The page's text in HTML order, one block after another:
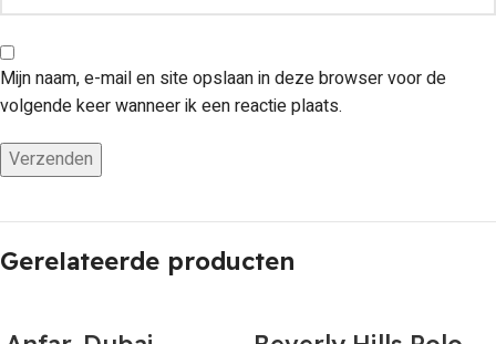
Mijn naam, e-mail en site opslaan in deze browser voor de
volgende keer wanneer ik een reactie plaats.
Gerelateerde producten